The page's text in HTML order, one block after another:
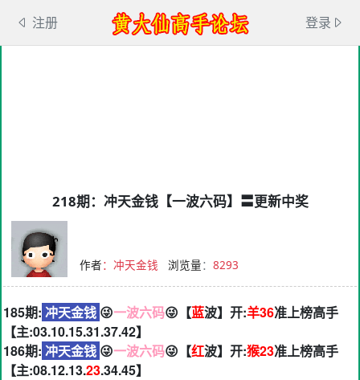
注册 登录
218期：冲天金钱【一波六码】〓更新中奖
作者：冲天金钱 浏览量： 8293
185期: 冲天金钱 😜一波六码😜【蓝波】开:羊36准上榜高手
【主:03.10.15.31.37.42】
186期: 冲天金钱 😜一波六码😜【红波】开:猴23准上榜高手
【主:08.12.13.23.34.45】